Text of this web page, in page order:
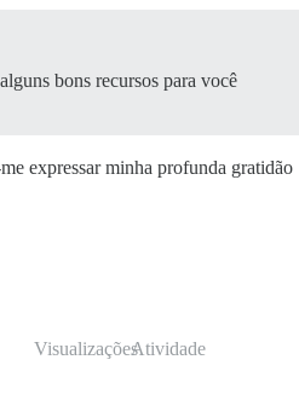
bons recursos para você
expressar minha profunda gratidão
VisualizaçõesAtividade